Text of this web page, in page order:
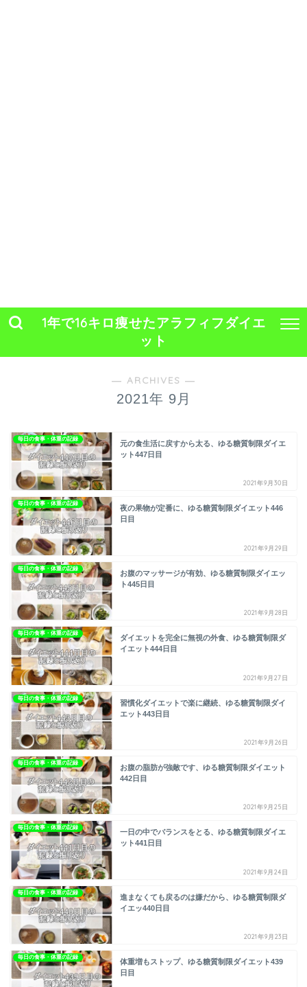
1年で16キロ痩せたアラフィフダイエ
ット
― ARCHIVES ―
2021年 9月
毎日の食事・体重の記録
元の食生活に戻すから太る、ゆる糖質制限ダイエ
ット447日目
2021年9月30日
毎日の食事・体重の記録
夜の果物が定番に、ゆる糖質制限ダイエット446
日目
2021年9月29日
毎日の食事・体重の記録
お腹のマッサージが有効、ゆる糖質制限ダイエッ
ト445日目
2021年9月28日
毎日の食事・体重の記録
ダイエットを完全に無視の外食、ゆる糖質制限ダ
イエット444日目
2021年9月27日
毎日の食事・体重の記録
習慣化ダイエットで楽に継続、ゆる糖質制限ダイ
エット443日目
2021年9月26日
毎日の食事・体重の記録
お腹の脂肪が強敵です、ゆる糖質制限ダイエット
442日目
2021年9月25日
毎日の食事・体重の記録
一日の中でバランスをとる、ゆる糖質制限ダイエ
ット441日目
2021年9月24日
毎日の食事・体重の記録
進まなくても戻るのは嫌だから、ゆる糖質制限ダ
イエッ440日目
2021年9月23日
毎日の食事・体重の記録
体重増もストップ、ゆる糖質制限ダイエット439
日目